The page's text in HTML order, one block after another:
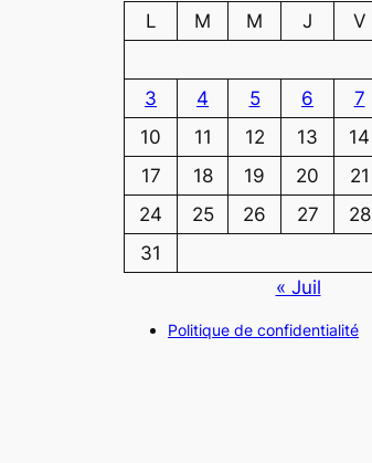
L
M M J V
3
4 5 6 7
10
11 12 13 14
17
18 19 20 21
24
25 26 27 28
31
« Juil
Politique de confidentialité